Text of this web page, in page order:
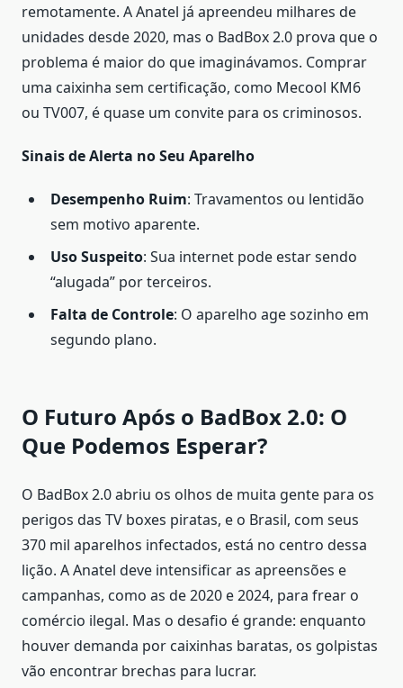
remotamente. A Anatel já apreendeu milhares de
unidades desde 2020, mas o BadBox 2.0 prova que o
problema é maior do que imaginávamos. Comprar
uma caixinha sem certificação, como Mecool KM6
ou TV007, é quase um convite para os criminosos.
Sinais de Alerta no Seu Aparelho
Desempenho Ruim: Travamentos ou lentidão
sem motivo aparente.
Uso Suspeito: Sua internet pode estar sendo
“alugada” por terceiros.
Falta de Controle: O aparelho age sozinho em
segundo plano.
O Futuro Após o BadBox 2.0: O
Que Podemos Esperar?
O BadBox 2.0 abriu os olhos de muita gente para os
perigos das TV boxes piratas, e o Brasil, com seus
370 mil aparelhos infectados, está no centro dessa
lição. A Anatel deve intensificar as apreensões e
campanhas, como as de 2020 e 2024, para frear o
comércio ilegal. Mas o desafio é grande: enquanto
houver demanda por caixinhas baratas, os golpistas
vão encontrar brechas para lucrar.